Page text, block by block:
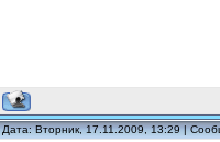
Дата: Вторник, 17.11.2009, 13:29 |